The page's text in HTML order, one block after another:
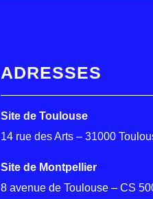
ADRESSES
Site de Toulouse
14 rue des Arts – 31000
Site de Montpellier
8 avenue de Toulouse – CS